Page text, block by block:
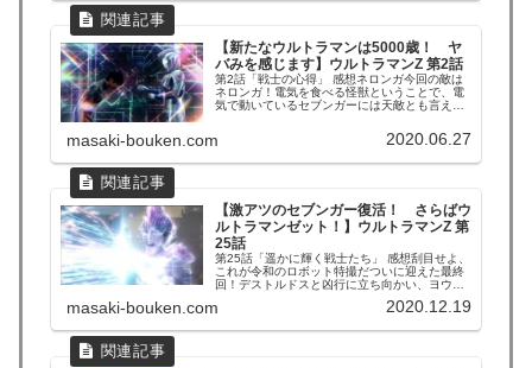
【新たなウルトラマンは5000歳！ ヤ
バみを感じます】ウルトラマンZ 第2話
第2話「戦士の心得」 感想ネロンガ今回の敵は
ネロンガ！電気を食べる怪獣ということで、電
気で動いているセブンガーには天敵とも言える
の発明品で無力化するというあたりは非常に従
来のウルトラシリーズっぽくてよかったです。
masaki-bouken.com 2020.06.27
【激アツのセブンガー復活！ さらばウ
ルトラマンゼット！】ウルトラマンZ 第
25話
第25話「遥かに輝く戦士たち」 感想刮目せよ、
これが令和のロボット特撮だついに迎えた最終
回！デストルドスと凶行に立ち向かい、ヨウコ
の面々！切羽詰まった状況ということで、ハル
て出撃するというイレギュ...
masaki-bouken.com 2020.12.19